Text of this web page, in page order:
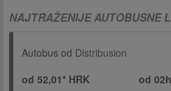
NAJTRAŽENIJE AUTOBUSNE
Autobus od Distribusion
od 52,01* HRK
od